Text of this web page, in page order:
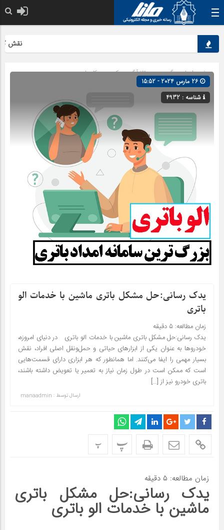
نقش
صفحه اصلی» گروه »رپورتاژ آگهی»کسب و کارها
شناسه : 4932
یدک رسانی:حل مشکل باتری ماشین با خدمات الو
باتری
زمان مطالعه: ۵ دقیقه
یدک رسانی:حل مشکل باتری ماشین با خدمات الو باتری در دنیای امروزه،
خودروها به عنوان یکی از ابزارهای حیاتی و حمل‌ونقل اصلی افراد، نقش
بسیار مهمی را ایفا می‌کنند. اما همانطور که هر ابزاری دارای قسمت‌هایی
است که ممکن است در طول زمان نیاز به تعمیر یا تعویض داشته باشند،
باتری خودرو نیز از […]
ارسال توسط : manaadmin
پ پ
زمان مطالعه: ۵ دقیقه
یدک رسانی:حل مشکل باتری
ماشین با خدمات الو باتری